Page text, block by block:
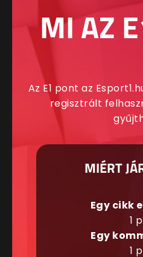
MI AZ
Az E1 pont az
regisztrált
MIÉRT
Egy cikk
1
Egy
1